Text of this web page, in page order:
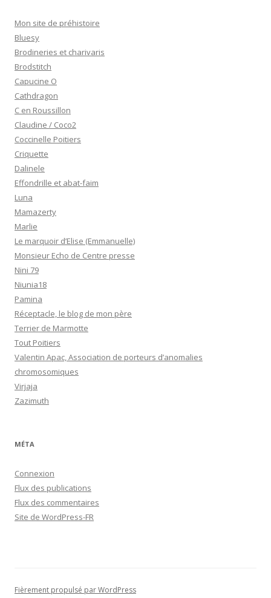
Mon site de préhistoire
Bluesy
Brodineries et charivaris
Brodstitch
Capucine O
Cathdragon
C en Roussillon
Claudine / Coco2
Coccinelle Poitiers
Criquette
Dalinele
Effondrille et abat-faim
Luna
Mamazerty
Marlie
Le marquoir d’Elise (Emmanuelle)
Monsieur Echo de Centre presse
Nini 79
Niunia18
Pamina
Réceptacle, le blog de mon père
Terrier de Marmotte
Tout Poitiers
Valentin Apac, Association de porteurs d’anomalies
chromosomiques
Virjaja
Zazimuth
MÉTA
Connexion
Flux des publications
Flux des commentaires
Site de WordPress-FR
Fièrement propulsé par WordPress